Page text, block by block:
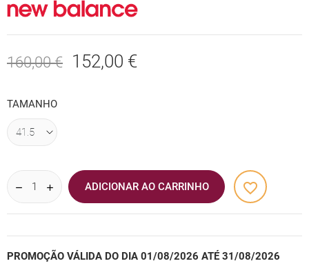
160,00 € 152,00 €
TAMANHO
ADICIONAR AO CARRINHO favorite_border
PROMOÇÃO VÁLIDA DO DIA 01/08/2026 ATÉ 31/08/2026